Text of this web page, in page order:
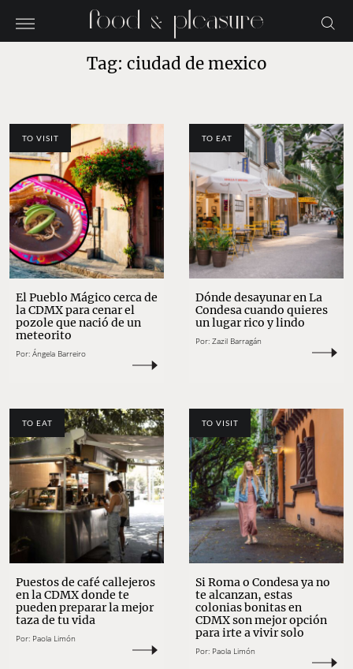
Tag: ciudad de mexico
TO VISIT
El Pueblo Mágico cerca de
la CDMX para cenar el
pozole que nació de un
meteorito
Por: Ángela Barreiro
TO EAT
Dónde desayunar en La
Condesa cuando quieres
un lugar rico y lindo
Por: Zazil Barragán
TO EAT
Puestos de café callejeros
en la CDMX donde te
pueden preparar la mejor
taza de tu vida
Por: Paola Limón
TO VISIT
Si Roma o Condesa ya no
te alcanzan, estas
colonias bonitas en
CDMX son mejor opción
para irte a vivir solo
Por: Paola Limón